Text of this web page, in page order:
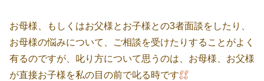
お母様、もしくはお父様とお子様との3者面談をしたり、
お母様の悩みについて、ご相談を受けたりすることがよく
有るのですが、叱り方について思うのは、お母様、お父様
が直接お子様を私の目の前で叱る時です